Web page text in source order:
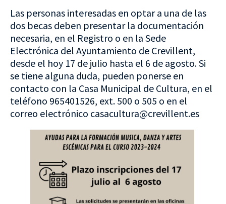
Las personas interesadas en optar a una de las
dos becas deben presentar la documentación
necesaria, en el Registro o en la Sede
Electrónica del Ayuntamiento de Crevillent,
desde el hoy 17 de julio hasta el 6 de agosto. Si
se tiene alguna duda, pueden ponerse en
contacto con la Casa Municipal de Cultura, en el
teléfono 965401526, ext. 500 o 505 o en el
correo electrónico casacultura@crevillent.es